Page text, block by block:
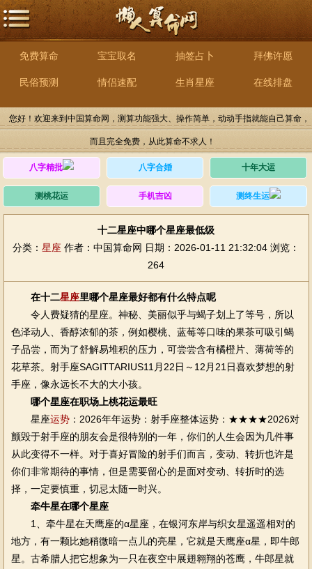
免费算命 宝宝取名 抽签占卜 拜佛许愿
民俗预测 情侣速配 生肖星座 在线排盘
您好！欢迎来到中国算命网，测算功能强大、操作简单，动动手指就能自己算命，
而且完全免费，从此算命不求人！
八字精批 八字合婚 十年大运
测桃花运 手机吉凶 测终生运
十二星座中哪个星座最低级
分类： 星座 作者：中国算命网 日期：2026-01-11 21:32:04 浏览：
264
在十二星座里哪个星座最好都有什么特点呢
令人费疑猜的星座。神秘、美丽似乎与蝎子划上了等号，所以
色泽动人、香醇浓郁的茶，例如樱桃、蓝莓等口味的果茶可吸引蝎
子品尝，而为了舒解易堆积的压力，可尝尝含有橘橙片、薄荷等的
花草茶。射手座SAGITTARIUS11月22日～12月21日喜欢梦想的射
手座，像永远长不大的大小孩。
哪个星座在职场上桃花运最旺
星座运势：2026年年运势：射手座整体运势：★★★★2026对
颤毁于射手座的朋友会是很特别的一年，你们的人生会因为几件事
从此变得不一样。对于喜好冒险的射手们而言，变动、转折也许是
你们非常期待的事情，但是需要留心的是面对变动、转折时的选
择，一定要慎重，切忌太随一时兴。
牵牛星在哪个星座
1、牵牛星在天鹰座的α星座，在银河东岸与织女星遥遥相对的
地方，有一颗比她稍微暗一点儿的亮星，它就是天鹰座α星，即牛郎
星。古希腊人把它想象为一只在夜空中展翅翱翔的苍鹰，牛郎星就